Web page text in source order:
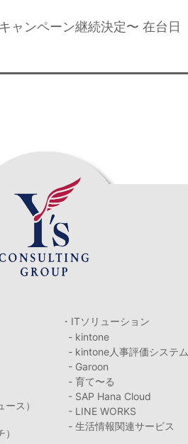
ャンペーン継続決定〜 在台日
ス）
・ITソリューション
- kintone
- kintone人事評価システム
- Garoon
- 育て〜る
- SAP Hana Cloud
- LINE WORKS
- 生活情報関連サービス